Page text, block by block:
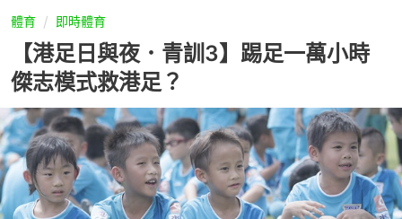
體育 即時體育
【港足日與夜．青訓3】踢足一萬小時
傑志模式救港足？